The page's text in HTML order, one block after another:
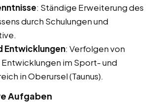
: Ständige Erweiterung des
durch Schulungen und
Entwicklungen: Verfolgen von
Entwicklungen im Sport- und
in Oberursel (Taunus).
Aufgaben